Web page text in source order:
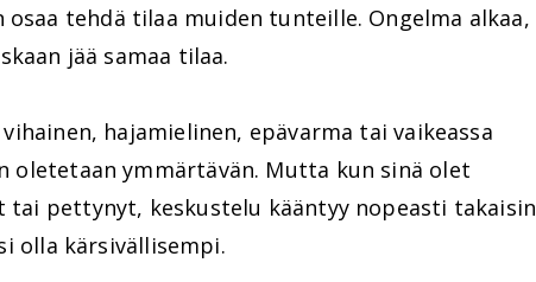
tehdä tilaa muiden tunteille. Ongelma alkaa,
jää samaa tilaa.
hajamielinen, epävarma tai vaikeassa
oletetaan ymmärtävän. Mutta kun sinä olet
pettynyt, keskustelu kääntyy nopeasti takaisin
olla kärsivällisempi.